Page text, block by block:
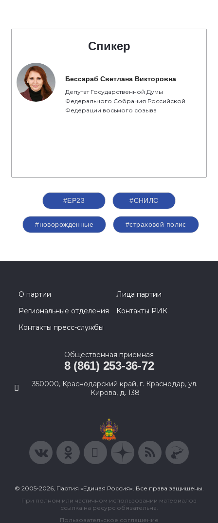
Спикер
Бессараб Светлана Викторовна
Депутат Государственной Думы
Федерального Собрания Российской
Федерации восьмого созыва
#ЕР23 #СНИЛС
#новорожденные #страховой полис
О партии
Лица партии
Региональные отделения
Контакты РИК
Контакты пресс-службы
Общественная приемная
8 (861) 253-36-72
350000, Краснодарский край, г. Краснодар, ул.
Кирова, д. 138
© 2005-2026, Партия «Единая Россия». Все права защищены.
При полном или частичном использовании материалов
ссылка на ресурс обязательна.
Пользовательское соглашение